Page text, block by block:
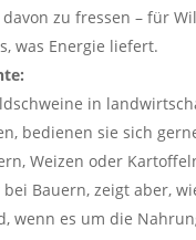
zu fressen – für
was Energie liefert.
in
bedienen sie sich
Weizen oder
Bauern, zeigt aber,
wenn es um die